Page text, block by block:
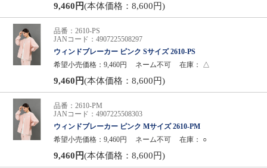
9,460円(本体価格：8,600円)
品番：2610-PS
JANコード：4907225508297
ウィンドブレーカー ピンク Sサイズ 2610-PS
希望小売価格：9,460円
ネーム不可 在庫： △
9,460円(本体価格：8,600円)
品番：2610-PM
JANコード：4907225508303
ウィンドブレーカー ピンク Mサイズ 2610-PM
希望小売価格：9,460円
ネーム不可 在庫： ○
9,460円(本体価格：8,600円)